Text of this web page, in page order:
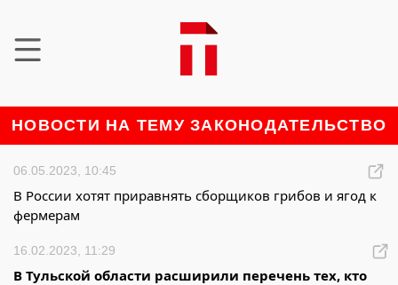
НОВОСТИ НА ТЕМУ ЗАКОНОДАТЕЛЬСТВО
06.05.2023, 10:45
В России хотят приравнять сборщиков грибов и ягод к
фермерам
16.02.2023, 11:29
В Тульской области расширили перечень тех, кто